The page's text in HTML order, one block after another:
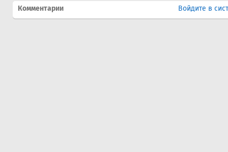
Комментарии Войдите в